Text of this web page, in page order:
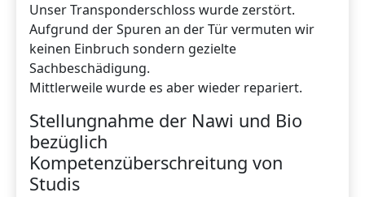
Unser Transponderschloss wurde zerstört.
Aufgrund der Spuren an der Tür vermuten wir
keinen Einbruch sondern gezielte
Sachbeschädigung.
Mittlerweile wurde es aber wieder repariert.
Stellungnahme der Nawi und Bio
bezüglich
Kompetenzüberschreitung von
Studis